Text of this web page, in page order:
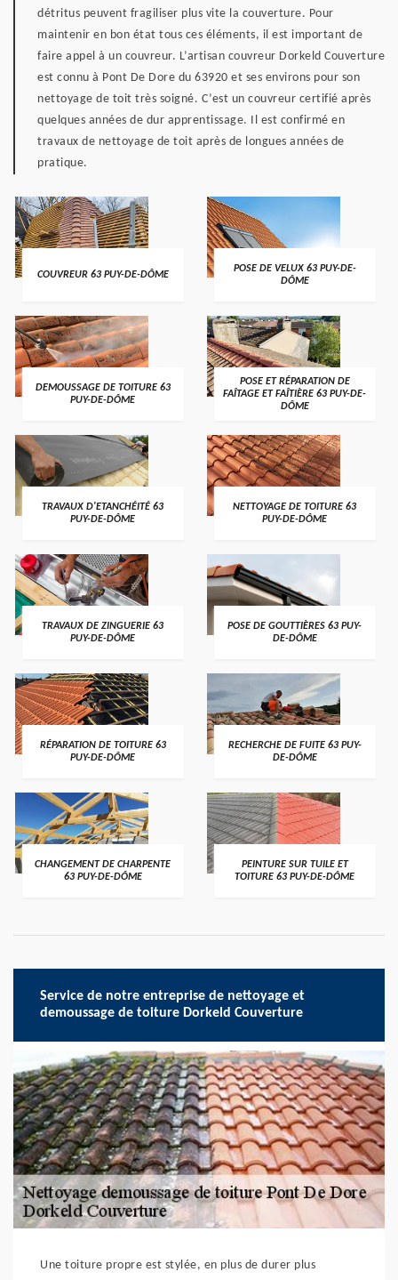
détritus peuvent fragiliser plus vite la couverture. Pour
maintenir en bon état tous ces éléments, il est important de
faire appel à un couvreur. L’artisan couvreur Dorkeld Couverture
est connu à Pont De Dore du 63920 et ses environs pour son
nettoyage de toit très soigné. C’est un couvreur certifié après
quelques années de dur apprentissage. Il est confirmé en
travaux de nettoyage de toit après de longues années de
pratique.
COUVREUR 63 PUY-DE-DÔME
POSE DE VELUX 63 PUY-DE-
DÔME
DEMOUSSAGE DE TOITURE 63
PUY-DE-DÔME
POSE ET RÉPARATION DE
FAÎTAGE ET FAÎTIÈRE 63 PUY-DE-
DÔME
TRAVAUX D'ETANCHÉITÉ 63
PUY-DE-DÔME
NETTOYAGE DE TOITURE 63
PUY-DE-DÔME
TRAVAUX DE ZINGUERIE 63
PUY-DE-DÔME
POSE DE GOUTTIÈRES 63 PUY-
DE-DÔME
RÉPARATION DE TOITURE 63
PUY-DE-DÔME
RECHERCHE DE FUITE 63 PUY-
DE-DÔME
CHANGEMENT DE CHARPENTE
63 PUY-DE-DÔME
PEINTURE SUR TUILE ET
TOITURE 63 PUY-DE-DÔME
Service de notre entreprise de nettoyage et
demoussage de toiture Dorkeld Couverture
Une toiture propre est stylée, en plus de durer plus